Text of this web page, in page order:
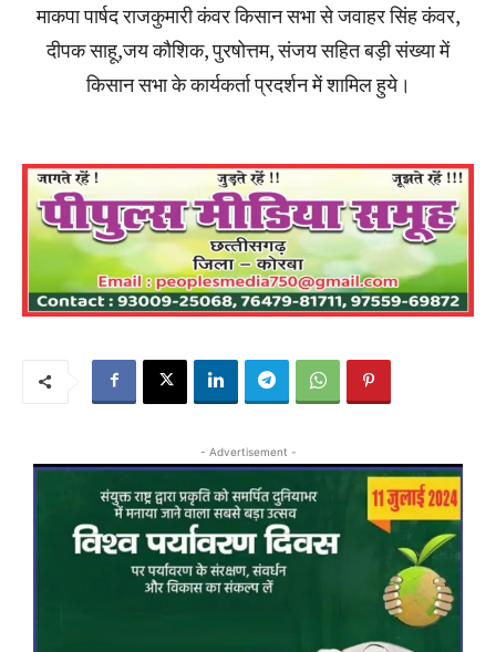
माकपा पार्षद राजकुमारी कंवर किसान सभा से जवाहर सिंह कंवर,
दीपक साहू,जय कौशिक, पुरषोत्तम, संजय सहित बड़ी संख्या में
किसान सभा के कार्यकर्ता प्रदर्शन में शामिल हुये।
- Advertisement -